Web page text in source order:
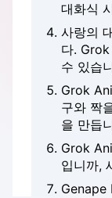
대화식
사랑의
다.
수 있습
Grok
구와 짝
을 만듭
Grok
입니까,
Genape